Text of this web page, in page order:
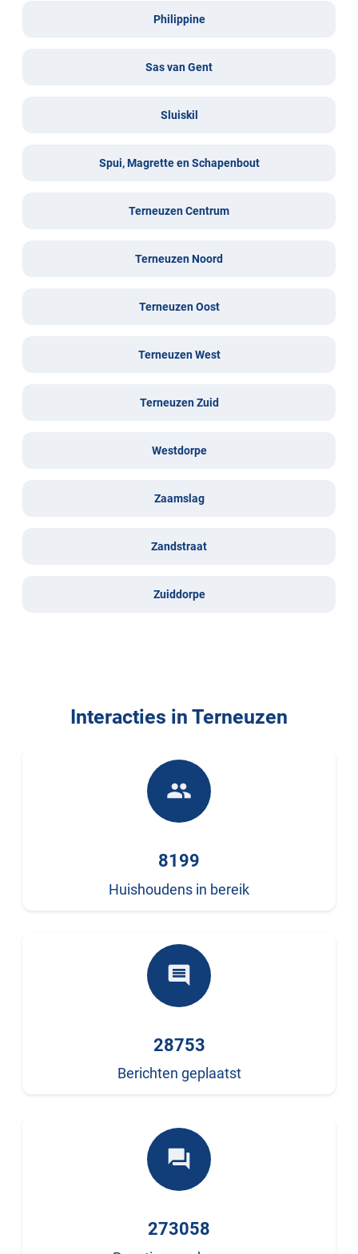
Philippine
Sas van Gent
Sluiskil
Spui, Magrette en Schapenbout
Terneuzen Centrum
Terneuzen Noord
Terneuzen Oost
Terneuzen West
Terneuzen Zuid
Westdorpe
Zaamslag
Zandstraat
Zuiddorpe
Interacties in Terneuzen
people
8199
Huishoudens in bereik
comment
28753
Berichten geplaatst
forum
273058